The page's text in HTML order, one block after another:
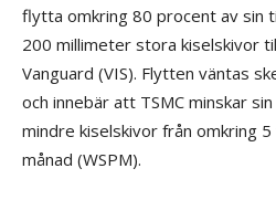
flytta omkring 80 procent av sin
200 millimeter stora kiselskivor
Vanguard (VIS). Flytten väntas
och innebär att TSMC minskar
mindre kiselskivor från omkring
månad (WSPM).